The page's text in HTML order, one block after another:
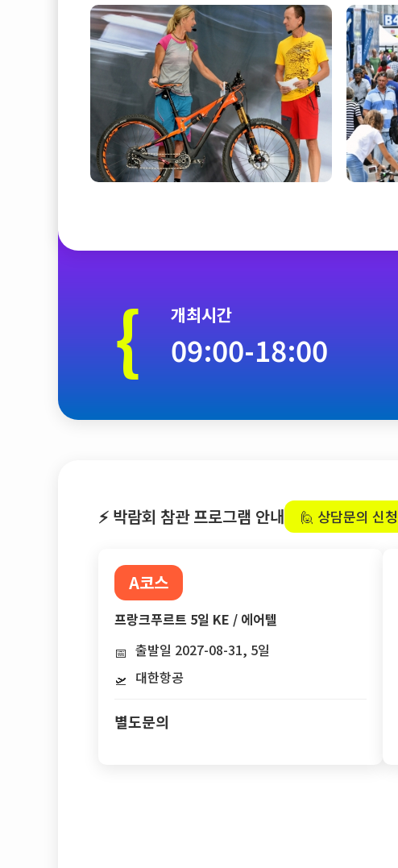
{ 개최시간
09:00-18:00
⚡ 박람회 참관 프로그램 안내 🙋 상담문의 신청
A코스
프랑크푸르트 5일 KE / 에어텔
📅 출발일 2027-08-31, 5일
🛫 대한항공
별도문의